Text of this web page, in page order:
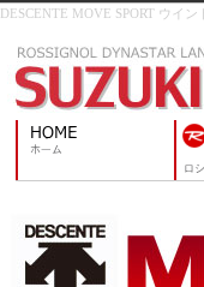
DESCENTE MOVE SPORT ウイ